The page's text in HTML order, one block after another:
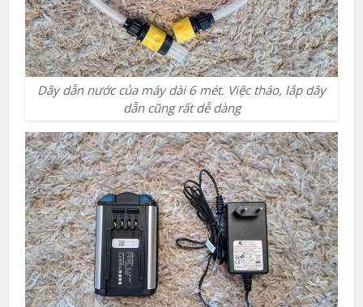
Dây dẫn nước của máy dài 6 mét. Việc tháo, lắp dây
dẫn cũng rất dễ dàng